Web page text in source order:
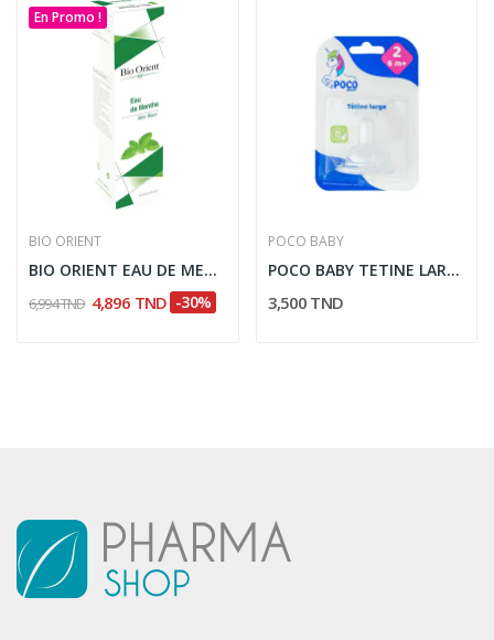
En Promo !
BIO ORIENT
BIO ORIENT EAU DE MENTHE 125ML
6,994 TND 4,896 TND -30%
POCO BABY
POCO BABY TETINE LARGE 2EME AGE
3,500 TND